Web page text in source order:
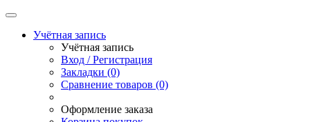
Учётная запись
Учётная запись
Вход / Регистрация
Закладки (0)
Сравнение товаров (0)
Оформление заказа